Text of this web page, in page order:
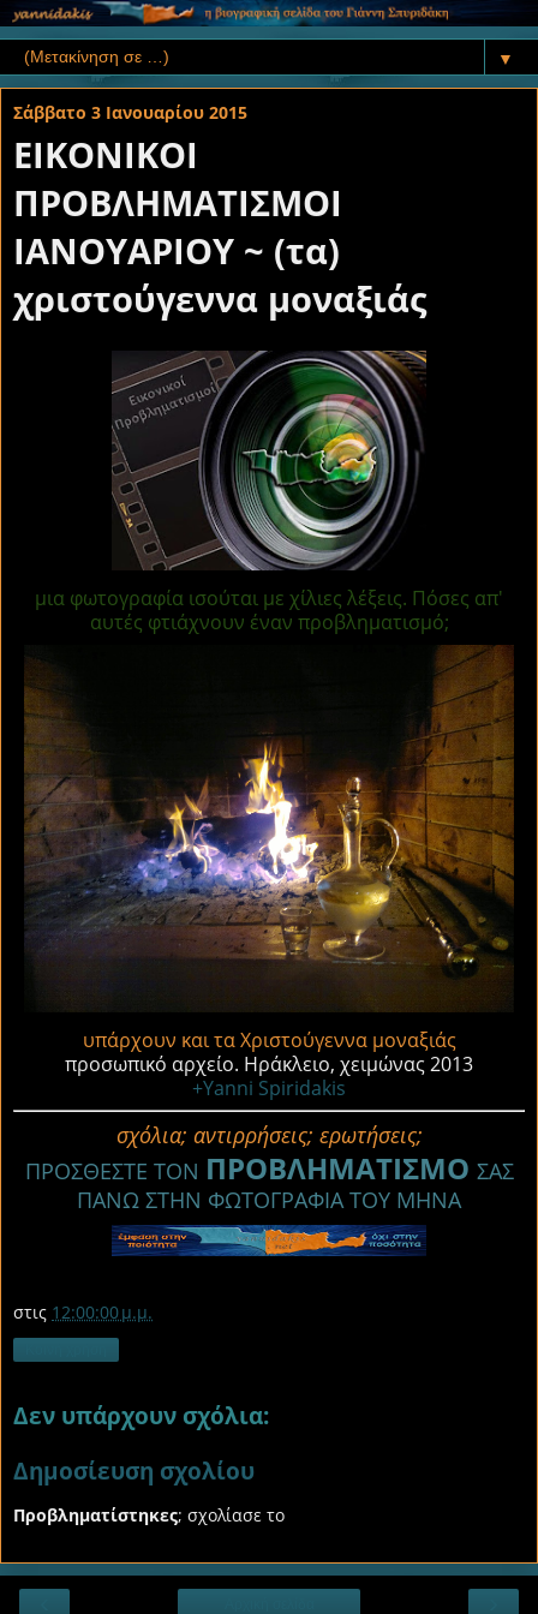
▼
Σάββατο 3 Ιανουαρίου 2015
ΕΙΚΟNIΚΟΙ
ΠΡΟΒΛΗΜΑΤΙΣΜΟΙ
ΙΑΝΟΥΑΡΙΟΥ ~ (τα)
χριστούγεννα μοναξιάς
μια φωτογραφία ισούται με χίλιες λέξεις. Πόσες απ'
αυτές φτιάχνουν έναν προβληματισμό;
υπάρχουν και τα Χριστούγεννα μοναξιάς
προσωπικό αρχείο. Ηράκλειο, χειμώνας 2013
+Yanni Spiridakis
σχόλια; αντιρρήσεις; ερωτήσεις;
ΠΡΟΣΘΕΣΤΕ ΤΟΝ ΠΡΟΒΛΗΜΑΤΙΣΜΟ ΣΑΣ
ΠΑΝΩ ΣΤΗΝ ΦΩΤΟΓΡΑΦΙΑ ΤΟΥ ΜΗΝΑ
στις 12:00:00 μ.μ.
Δεν υπάρχουν σχόλια:
Δημοσίευση σχολίου
Προβληματίστηκες; σχολίασε το